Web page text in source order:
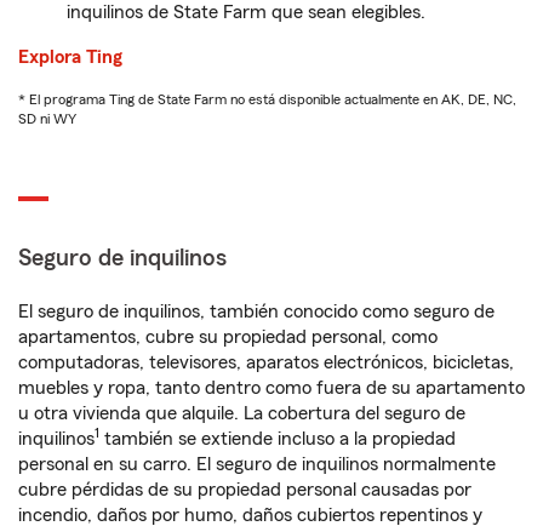
inquilinos de State Farm que sean elegibles.
Explora Ting
* El programa Ting de State Farm no está disponible actualmente en AK, DE, NC,
SD ni WY
Seguro de inquilinos
El seguro de inquilinos, también conocido como seguro de
apartamentos, cubre su propiedad personal, como
computadoras, televisores, aparatos electrónicos, bicicletas,
muebles y ropa, tanto dentro como fuera de su apartamento
u otra vivienda que alquile. La cobertura del seguro de
inquilinos1 también se extiende incluso a la propiedad
personal en su carro. El seguro de inquilinos normalmente
cubre pérdidas de su propiedad personal causadas por
incendio, daños por humo, daños cubiertos repentinos y